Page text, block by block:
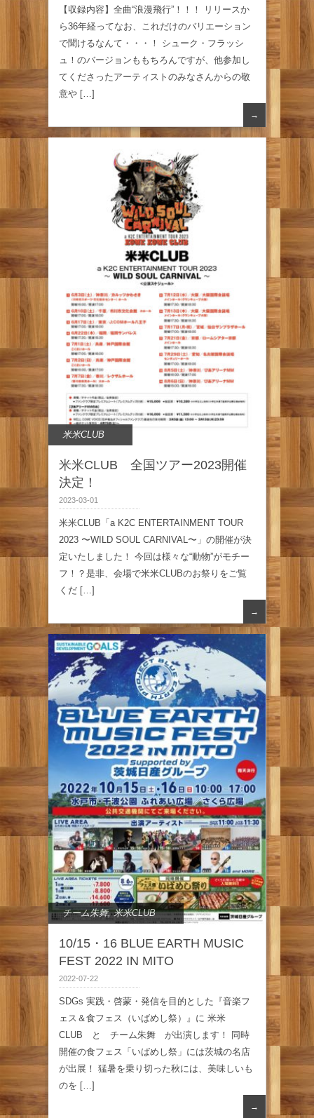
【収録内容】全曲“浪漫飛行”！！！ リリースか
ら36年経ってなお、これだけのバリエーション
で聞けるなんて・・・！ シューク・フラッシ
ュ！のバージョンももちろんですが、他参加し
てくださったアーティストのみなさんからの敬
意や […]
→
米米CLUB
米米CLUB 全国ツアー2023開催
決定！
2023-03-01
米米CLUB「a K2C ENTERTAINMENT TOUR
2023 〜WILD SOUL CARNIVAL〜」の開催が決
定いたしました！ 今回は様々な“動物”がモチー
フ！？是非、会場で米米CLUBのお祭りをご覧
くだ […]
→
チーム朱舞,米米CLUB
10/15・16 BLUE EARTH MUSIC
FEST 2022 IN MITO
2022-07-22
SDGs 実践・啓蒙・発信を目的とした『音楽フ
ェス＆食フェス（いばめし祭）』に 米米
CLUB と チーム朱舞 が出演します！ 同時
開催の食フェス「いばめし祭」には茨城の名店
が出展！ 猛暑を乗り切った秋には、美味しいも
のを […]
→